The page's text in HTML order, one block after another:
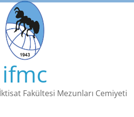
ifmc
Fakültesi Mezunları Cemiyeti